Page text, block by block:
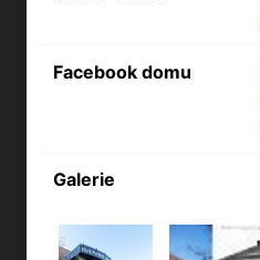
Facebook domu
Galerie